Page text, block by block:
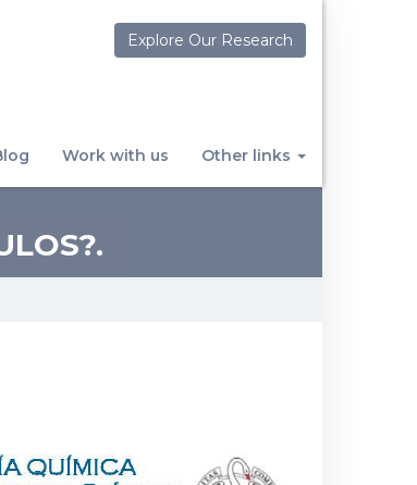
Explore Our Research
Work with us Other links